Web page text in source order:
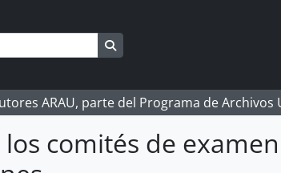
ARAU, parte del Programa de Archivos
comités de